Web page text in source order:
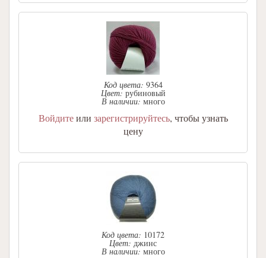
Код цвета: 9364
Цвет: рубиновый
В наличии: много
Войдитеили зарегистрируйтесь, чтобы узнать
цену
Код цвета: 10172
Цвет: джинс
В наличии: много